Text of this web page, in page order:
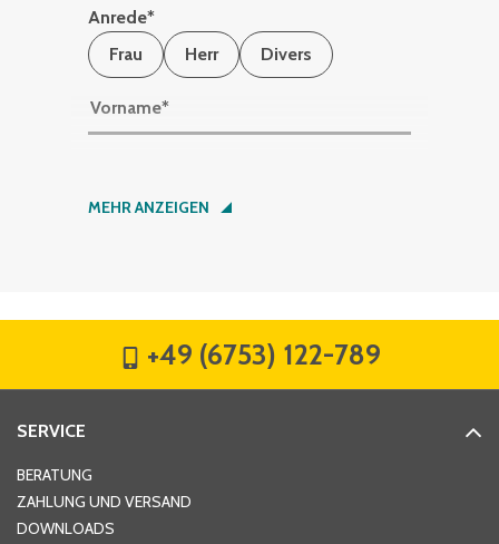
Anrede*
Frau
Herr Divers
Vorname*
Nachname*
Hausnummer
MEHR ANZEIGEN
+49 (6753) 122-789
SERVICE
BERATUNG
ZAHLUNG UND VERSAND
DOWNLOADS